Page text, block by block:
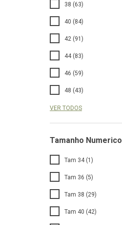
38 (63)
40 (84)
42 (91)
44 (83)
46 (59)
48 (43)
VER TODOS
Tamanho Numerico
Tam 34 (1)
Tam 36 (5)
Tam 38 (29)
Tam 40 (42)